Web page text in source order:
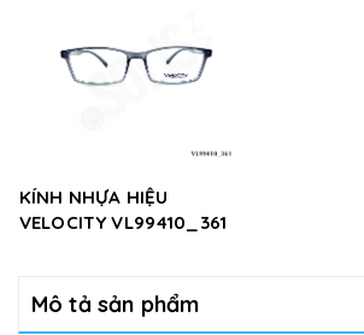
KÍNH NHỰA HIỆU
VELOCITY VL99410_361
Mô tả sản phẩm